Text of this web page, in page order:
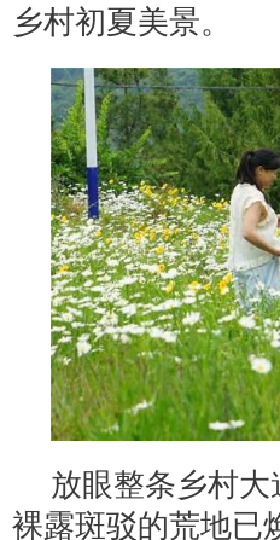
乡村初夏美景。
放眼整条乡村
裸露斑驳的荒地已